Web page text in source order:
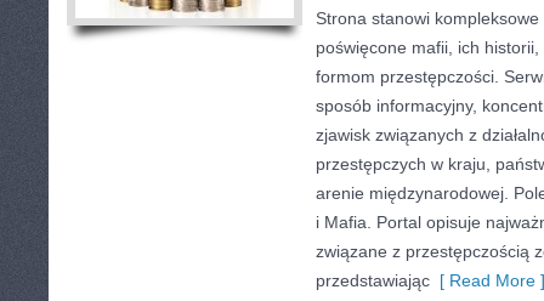
Strona stanowi
poświęcone mafii, ich
formom przestępczości.
sposób informacyjny,
zjawisk związanych z
przestępczych w kraju,
arenie międzynarodowej.
i Mafia. Portal opisuje
związane z przestępczością
przedstawiając [ Read More ]